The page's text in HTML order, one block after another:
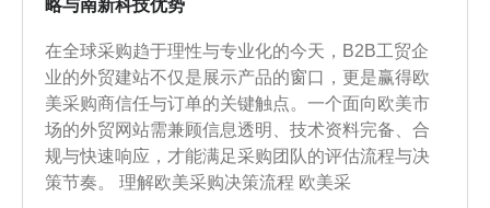
略与南新科技优势
在全球采购趋于理性与专业化的今天，B2B工贸企
业的外贸建站不仅是展示产品的窗口，更是赢得欧
美采购商信任与订单的关键触点。一个面向欧美市
场的外贸网站需兼顾信息透明、技术资料完备、合
规与快速响应，才能满足采购团队的评估流程与决
策节奏。 理解欧美采购决策流程 欧美采